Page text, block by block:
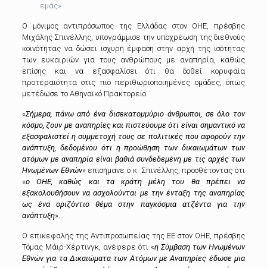
εμάς».
Ο μόνιμος αντιπρόσωπος της Ελλάδας στον ΟΗΕ, πρέσβης
Μιχάλης Σπινέλλης, υπογράμμισε την υποχρέωση της διεθνούς
κοινότητας να δώσει ισχυρή έμφαση στην αρχή της ισότητας
των ευκαιριών για τους ανθρώπους με αναπηρία, καθώς
επίσης και να εξασφαλίσει ότι θα δοθεί κορυφαία
προτεραιότητα στις πιο περιθωριοποιημένες ομάδες, όπως
μετέδωσε το Αθηναϊκό Πρακτορείο.
«Σήμερα, πάνω από ένα δισεκατομμύριο άνθρωποι, σε όλο τον
κόσμο, ζουν με αναπηρίες και πιστεύουμε ότι είναι σημαντικό να
εξασφαλιστεί η συμμετοχή τους σε πολιτικές που αφορούν την
ανάπτυξη, δεδομένου ότι η προώθηση των δικαιωμάτων των
ατόμων με αναπηρία είναι βαθιά συνδεδεμένη με τις αρχές των
Ηνωμένων Εθνών» επισήμανε ο κ. Σπινέλλης,προσθέτοντας ότι
«ο ΟΗΕ, καθώς και τα κράτη μέλη του θα πρέπει να
εξακολουθήσουν να ασχολούνται με την ένταξη της αναπηρίας
ως ένα οριζόντιο θέμα στην παγκόσμια ατζέντα για την
ανάπτυξη».
Ο επικεφαλής της Αντιπροσωπείας της ΕΕ στον ΟΗΕ, πρέσβης
Τόμας Μάιρ-Χέρτινγκ, ανέφερε ότι «η Σύμβαση των Ηνωμένων
Εθνών για τα Δικαιώματα των Ατόμων με Αναπηρίες έδωσε μια